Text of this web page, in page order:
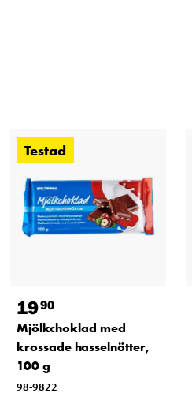
Testad
1990
Mjölkchoklad med
krossade hasselnötter,
100 g
98-9822